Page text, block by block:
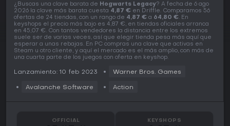
¿Buscas una clave barata de Hogwarts Legacy? A fecha de 6 ago
2026 la clave más barata cuesta 4,87 € en Driffle. Comparamos 56
ofertas de 24 tiendas, con un rango de 4,87 € a 64,80 €. En
keyshops el precio más bajo es 4,87 €, en tiendas oficiales arranca
en 45,07 €. Con tantos vendedores la distancia entre los extremos
suele ser de varias veces, así que elegir tienda pesa más aquí que
esperar a unas rebajas. En PC compras una clave que activas en
Steam u otro cliente, y aquí el mercado es el más amplio, con más de
una cuarta parte de los juegos con oferta en keyshop.
Lanzamiento: 10 feb 2023 Warner Bros. Games
Avalanche Software Action
OFFICIAL KEYSHOPS